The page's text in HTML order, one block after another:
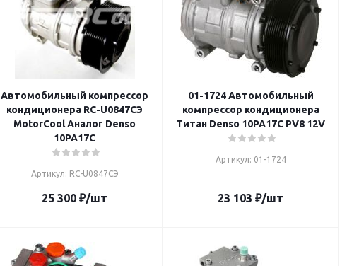
Автомобильный компрессор
кондиционера RC-U0847CЭ
MotorCool Аналог Denso
10PA17C
Артикул: RC-U0847CЭ
25 300 ₽/шт
01-1724 Автомобильный
компрессор кондиционера
Титан Denso 10PA17C PV8 12V
Артикул: 01-1724
23 103 ₽/шт